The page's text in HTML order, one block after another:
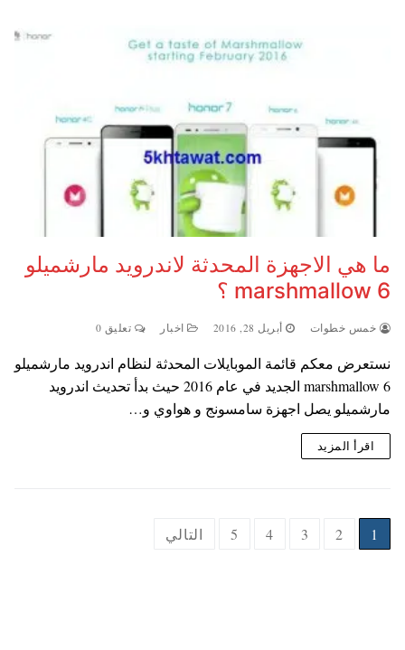
ما هي الاجهزة المحدثة لاندرويد مارشميلو
6 marshmallow ؟
خمس خطوات أبريل 28, 2016 اخبار تعليق 0
نستعرض معكم قائمة الموبايلات المحدثة لنظام اندرويد مارشميلو
6 marshmallow الجديد في عام 2016 حيث بدأ تحديث اندرويد
مارشميلو يصل اجهزة سامسونج و هواوي و…
اقرأ المزيد
Posts
1
2
3
4
5 التالي